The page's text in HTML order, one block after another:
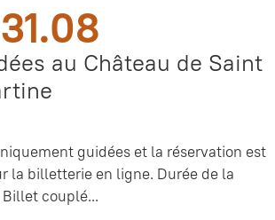
au Château de Saint
guidées et la réservation est
la billetterie en ligne. Durée de la
couplé...